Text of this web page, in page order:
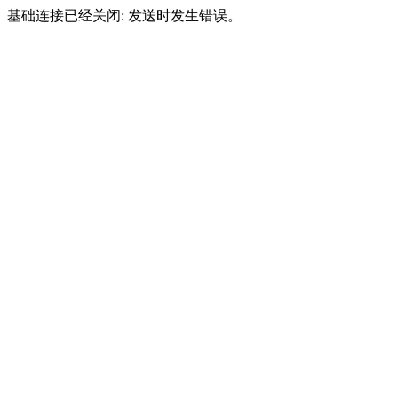
基础连接已经关闭: 发送时发生错误。